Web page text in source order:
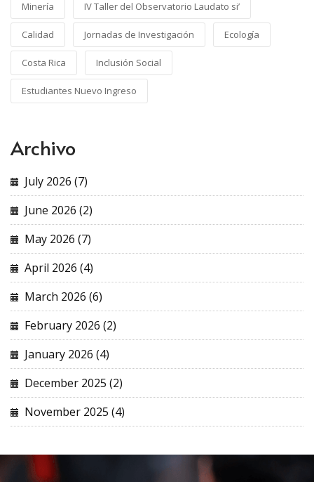
Minería IV Taller del Observatorio Laudato si’
Calidad Jornadas de Investigación Ecología
Costa Rica Inclusión Social
Estudiantes Nuevo Ingreso
Archivo
July 2026 (7)
June 2026 (2)
May 2026 (7)
April 2026 (4)
March 2026 (6)
February 2026 (2)
January 2026 (4)
December 2025 (2)
November 2025 (4)